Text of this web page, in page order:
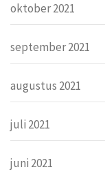
oktober 2021
september 2021
augustus 2021
juli 2021
juni 2021